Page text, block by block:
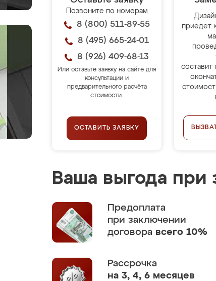
Позвоните по номерам
8 (800) 511-89-55
8 (495) 665-24-01
8 (926) 409-68-13
Или оставьте заявку на сайте для
консультации и
предварительного расчёта
стоимости.
ОСТАВИТЬ ЗАЯВКУ
приедет
составит
Ваша выгода при
Предоплата
при заключении
договора всего 10%
Рассрочка
на 3, 4, 6 месяцев